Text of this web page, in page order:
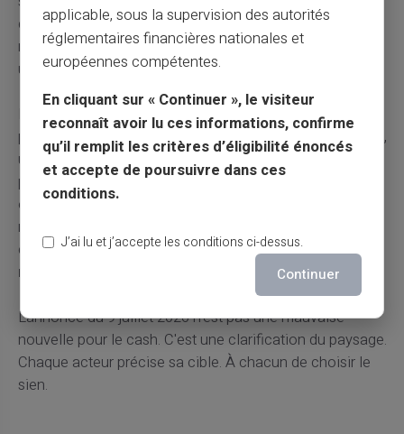
de la marge sur chaque transaction. Un service peu
rentable mais essentiel pour une partie des clients reste
un service essentiel – et reste donc maintenu.
Mastercard de débit CardVeritass'inscrit
précisément dans cette logique : une carte rechargeable,
utilisable partout où Mastercard est acceptée, pensée
pour les usages où le cash a encore toute sa place. Là
où Revolut choisit la voie de la banque pleinement
numérique, CardVeritas assume une approche
complémentaire :servir les utilisateurs là où les
néobanques se retirent
L'annonce du 9 juillet 2026 n'est pas une mauvaise
nouvelle pour le cash. C'est une clarification du paysage.
Chaque acteur précise sa cible. À chacun de choisir le
sien.
applicable, sous la supervision des autorités
réglementaires financières nationales et
européennes compétentes.
En cliquant sur « Continuer », le visiteur
reconnaît avoir lu ces informations, confirme
qu’il remplit les critères d’éligibilité énoncés
et accepte de poursuivre dans ces
conditions.
J’ai lu et j’accepte les conditions ci-dessus.
Continuer